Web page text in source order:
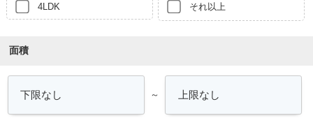
4LDK それ以上
面積
～